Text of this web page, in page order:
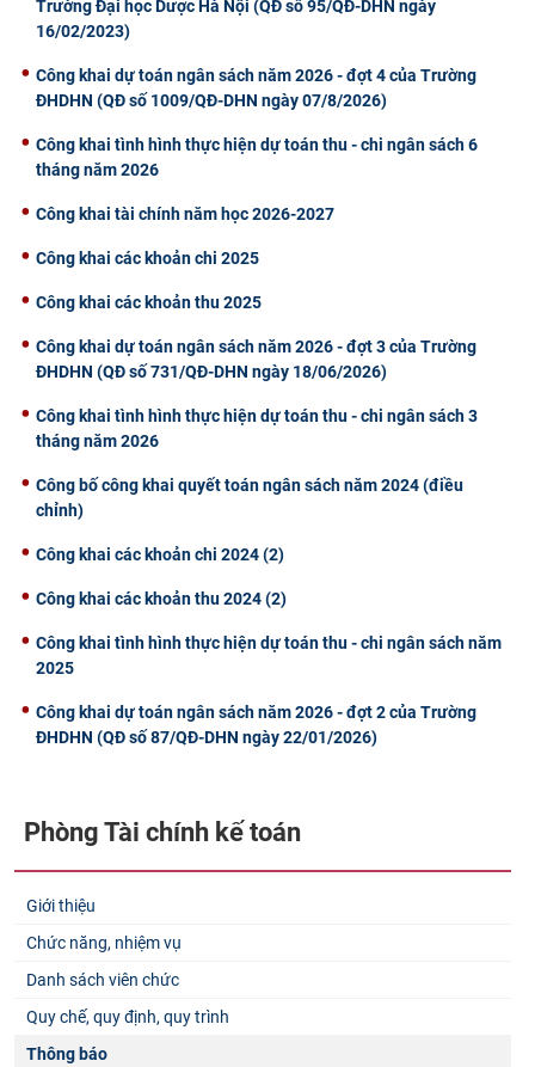
Trường Đại học Dược Hà Nội (QĐ số 95/QĐ-DHN ngày
16/02/2023)
Công khai dự toán ngân sách năm 2026 - đợt 4 của Trường
ĐHDHN (QĐ số 1009/QĐ-DHN ngày 07/8/2026)
Công khai tình hình thực hiện dự toán thu - chi ngân sách 6
tháng năm 2026
Công khai tài chính năm học 2026-2027
Công khai các khoản chi 2025
Công khai các khoản thu 2025
Công khai dự toán ngân sách năm 2026 - đợt 3 của Trường
ĐHDHN (QĐ số 731/QĐ-DHN ngày 18/06/2026)
Công khai tình hình thực hiện dự toán thu - chi ngân sách 3
tháng năm 2026
Công bố công khai quyết toán ngân sách năm 2024 (điều
chỉnh)
Công khai các khoản chi 2024 (2)
Công khai các khoản thu 2024 (2)
Công khai tình hình thực hiện dự toán thu - chi ngân sách năm
2025
Công khai dự toán ngân sách năm 2026 - đợt 2 của Trường
ĐHDHN (QĐ số 87/QĐ-DHN ngày 22/01/2026)
Phòng Tài chính kế toán
Giới thiệu
Chức năng, nhiệm vụ
Danh sách viên chức
Quy chế, quy định, quy trình
Thông báo